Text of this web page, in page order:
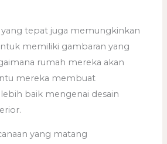
yang tepat juga memungkinkan
memiliki gambaran yang
rumah mereka akan
mereka membuat
baik mengenai desain
yang matang